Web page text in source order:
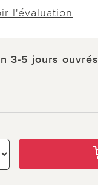
l'évaluation
3-5 jours ouvrés